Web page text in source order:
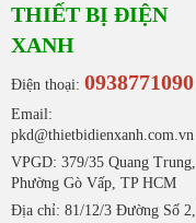
THIẾT BỊ ĐIỆN
XANH
Điện thoại: 0938771090
Email:
pkd@thietbidienxanh.com.vn
VPGD: 379/35 Quang Trung,
Phường Gò Vấp, TP HCM
Địa chỉ: 81/12/3 Đường Số 2,